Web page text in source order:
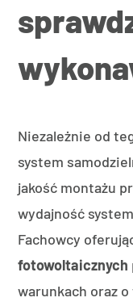
Niezależnie od
system
jakość montażu
wydajność
Fachowcy
fotowoltaicznych
warunkach oraz